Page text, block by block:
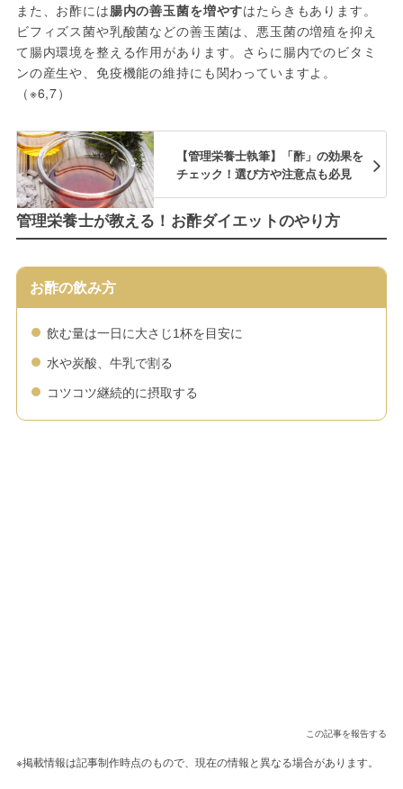
また、お酢には腸内の善玉菌を増やすはたらきもあります。
ビフィズス菌や乳酸菌などの善玉菌は、悪玉菌の増殖を抑え
て腸内環境を整える作用があります。さらに腸内でのビタミ
ンの産生や、免疫機能の維持にも関わっていますよ。
（※6,7）
【管理栄養士執筆】「酢」の効果を
チェック！選び方や注意点も必見
管理栄養士が教える！お酢ダイエットのやり方
お酢の飲み方
飲む量は一日に大さじ1杯を目安に
水や炭酸、牛乳で割る
コツコツ継続的に摂取する
この記事を報告する
※掲載情報は記事制作時点のもので、現在の情報と異なる場合があります。